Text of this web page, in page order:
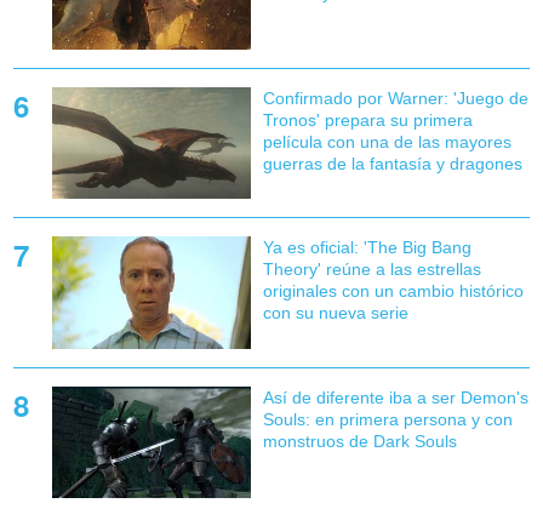
Confirmado por Warner: 'Juego de
Tronos' prepara su primera
película con una de las mayores
guerras de la fantasía y dragones
Ya es oficial: 'The Big Bang
Theory' reúne a las estrellas
originales con un cambio histórico
con su nueva serie
Así de diferente iba a ser Demon's
Souls: en primera persona y con
monstruos de Dark Souls